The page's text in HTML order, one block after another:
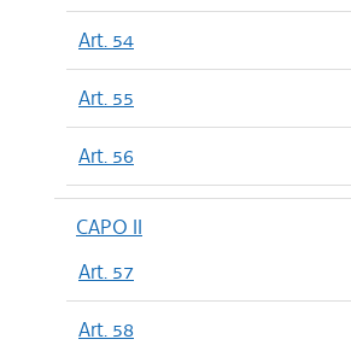
Art. 54
Art. 55
Art. 56
CAPO II
Art. 57
Art. 58